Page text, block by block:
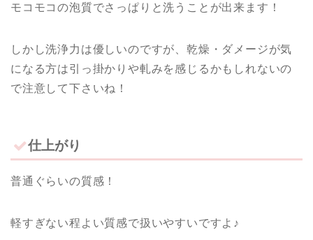
モコモコの泡質でさっぱりと洗うことが出来ます！
しかし洗浄力は優しいのですが、乾燥・ダメージが気
になる方は引っ掛かりや軋みを感じるかもしれないの
で注意して下さいね！
仕上がり
普通ぐらいの質感！
軽すぎない程よい質感で扱いやすいですよ♪